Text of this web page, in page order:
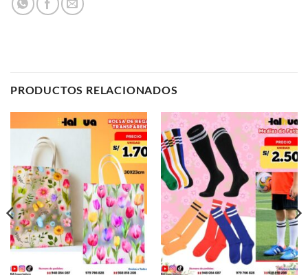
PRODUCTOS RELACIONADOS